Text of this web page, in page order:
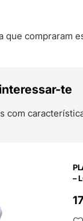
que compraram
te
com
–